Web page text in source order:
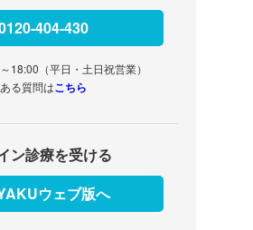
404-430
18:00（平日・土日祝営業）
る質問はこちら
ン診療を受ける
ウェブ版へ